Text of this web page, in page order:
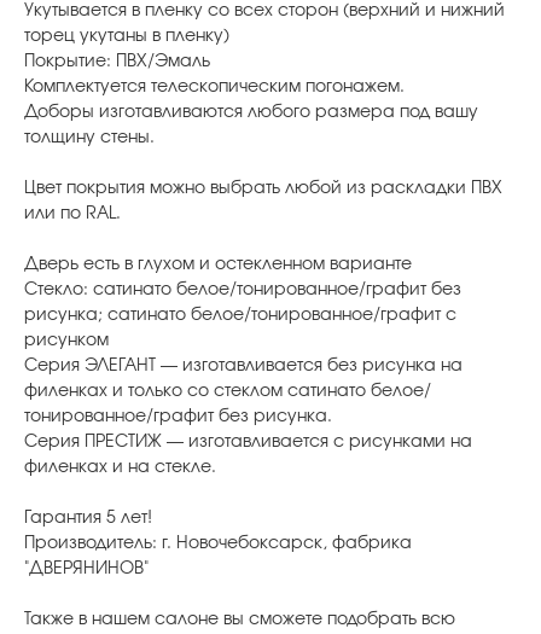
Укутывается в пленку со всех сторон (верхний и нижний
торец укутаны в пленку)
Покрытие: ПВХ/Эмаль
Комплектуется телескопическим погонажем.
Доборы изготавливаются любого размера под вашу
толщину стены.
Цвет покрытия можно выбрать любой из раскладки ПВХ
или по RAL.
Дверь есть в глухом и остекленном варианте
Стекло: сатинато белое/тонированное/графит без
рисунка; сатинато белое/тонированное/графит с
рисунком
Серия ЭЛЕГАНТ — изготавливается без рисунка на
филенках и только со стеклом сатинато белое/
тонированное/графит без рисунка.
Серия ПРЕСТИЖ — изготавливается с рисунками на
филенках и на стекле.
Гарантия 5 лет!
Производитель: г. Новочебоксарск, фабрика
"ДВЕРЯНИНОВ"
Также в нашем салоне вы сможете подобрать всю